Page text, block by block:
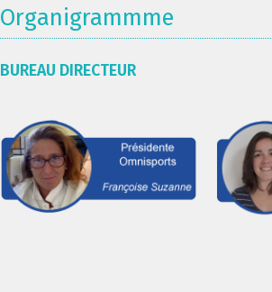
Organigrammme
BUREAU DIRECTEUR